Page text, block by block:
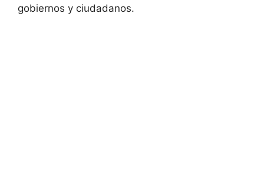
gobiernos y ciudadanos.